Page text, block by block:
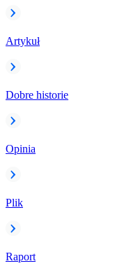
Artykuł
Dobre historie
Opinia
Plik
Raport